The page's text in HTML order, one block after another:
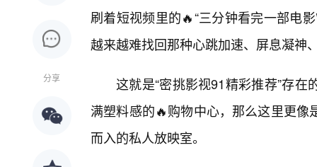
分享
刷着短视频里的🔥“三分钟看完一部电
越来越难找回那种心跳加速、屏息凝神
这就是“密挑影视91精彩推荐”存
满塑料感的🔥购物中心，那么这里更
而入的私人放映室。